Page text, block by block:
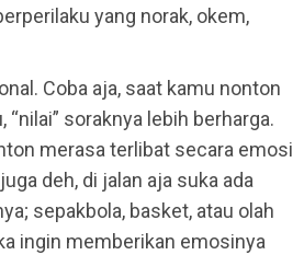
yang norak, okem,
Coba aja, saat kamu nonton
soraknya lebih berharga.
merasa terlibat secara emosi
deh, di jalan aja suka ada
sepakbola, basket, atau olah
ingin memberikan emosinya